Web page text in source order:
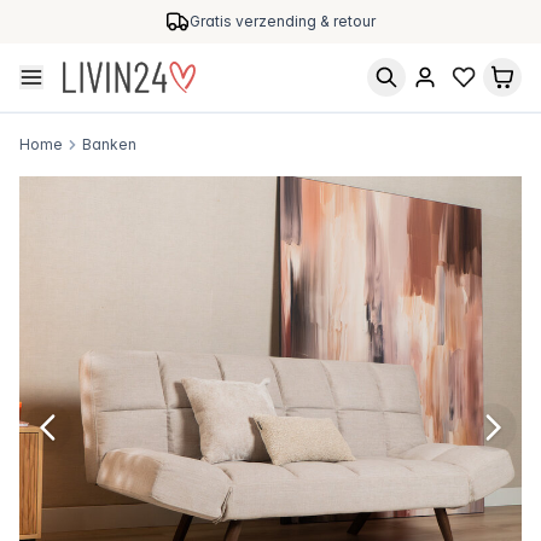
Gratis verzending & retour
Home Banken